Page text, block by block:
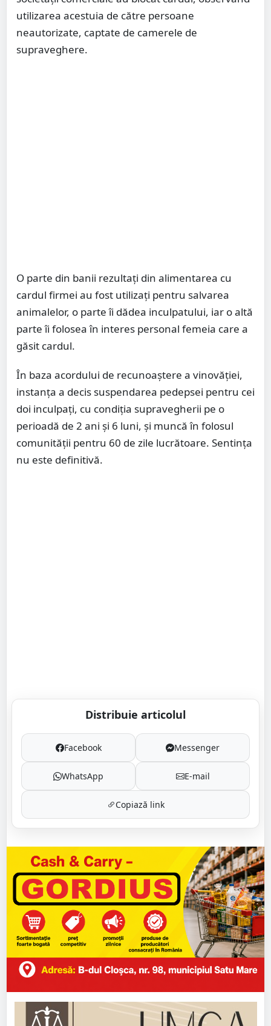
utilizarea acestuia de către persoane
neautorizate, captate de camerele de
supraveghere.
O parte din banii rezultaţi din alimentarea cu
cardul firmei au fost utilizaţi pentru salvarea
animalelor, o parte îi dădea inculpatului, iar o altă
parte îi folosea în interes personal femeia care a
găsit cardul.
În baza acordului de recunoaștere a vinovăției,
instanța a decis suspendarea pedepsei pentru cei
doi inculpați, cu condiția supravegherii pe o
perioadă de 2 ani și 6 luni, și muncă în folosul
comunității pentru 60 de zile lucrătoare. Sentința
nu este definitivă.
Distribuie articolul
Facebook Messenger
WhatsApp E-mail
Copiază link